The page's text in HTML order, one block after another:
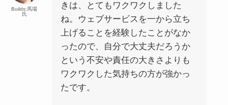
Builds:馬場
氏
きは、とてもワクワクしました
ね。ウェブサービスを一から立ち
上げることを経験したことがなか
ったので、自分で大丈夫だろうか
という不安や責任の大きさよりも
ワクワクした気持ちの方が強かっ
たです。